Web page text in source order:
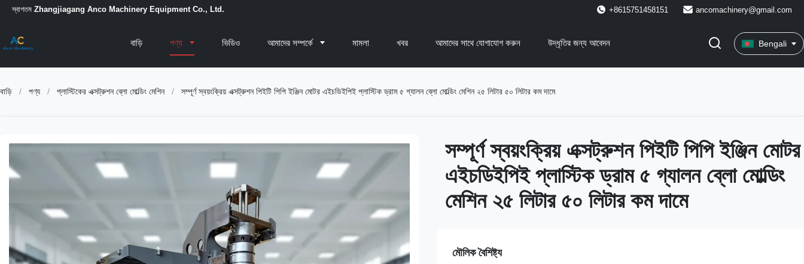
স্বাগতম Zhangjiagang Anco Machinery Equipment Co., Ltd. +8615751458151 ancomachinery@gmail.com
বাড়ি পণ্য ভিডিও আমাদের সম্পর্কে মামলা খবর আমাদের সাথে যোগাযোগ করুন উদ্ধৃতির জন্য আবেদন Bengali
বাড়ি / পণ্য / প্লাস্টিকের এক্সট্রুশন ব্লো মোল্ডিং মেশিন / সম্পূর্ণ স্বয়ংক্রিয় এক্সট্রুশন পিইটি পিপি ইঞ্জিন মোটর এইচডিইপিই প্লাস্টিক ড্রাম ৫ গ্যালন ব্লো মোল্ডিং মেশিন ২৫ লিটার ৫০ লিটার কম দামে
সম্পূর্ণ স্বয়ংক্রিয় এক্সট্রুশন পিইটি পিপি ইঞ্জিন মোটর
এইচডিইপিই প্লাস্টিক ড্রাম ৫ গ্যালন ব্লো মোল্ডিং
মেশিন ২৫ লিটার ৫০ লিটার কম দামে
মৌলিক বৈশিষ্ট্য